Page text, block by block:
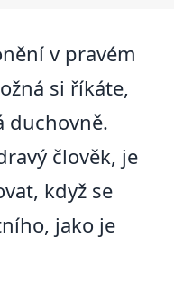
v pravém
si říkáte,
duchovně.
člověk, je
když se
jako je